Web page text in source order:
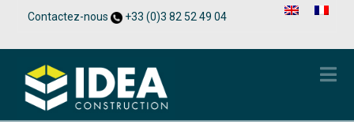
Contactez-nous +33 (0)3 82 52 49 04